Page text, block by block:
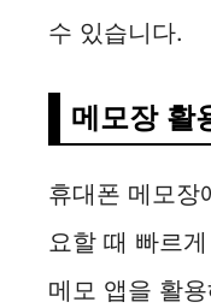
수 있습니다.
메모장 활
휴대폰 메모장
요할 때 빠르
메모 앱을 활